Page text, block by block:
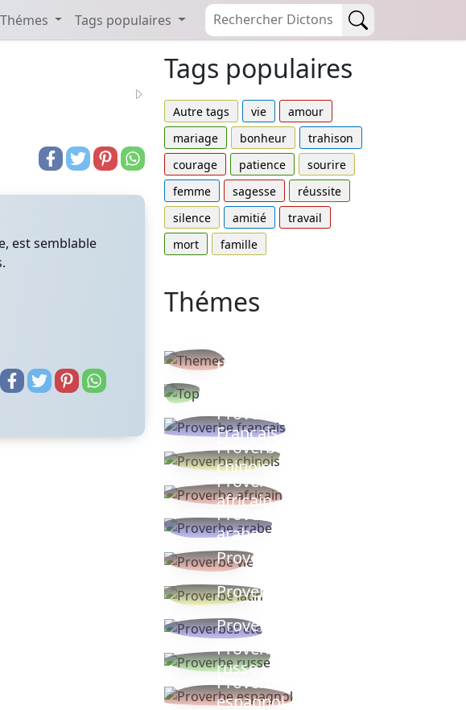
Thémes Tags populaires
est semblable
Tags populaires
Autre tags vie
amour
mariage
bonheur
trahison
courage
patience
sourire
femme
sagesse
réussite
silence
amitié
travail
mort
famille
Thémes
thèmes
Proverbe
Français
Proverbe
chinois
Proverbe
africain
Proverbe
arabe
Proverbe vie
Proverbe latin
Proverbes ete
Proverbe
russe
Proverbe
espagnol